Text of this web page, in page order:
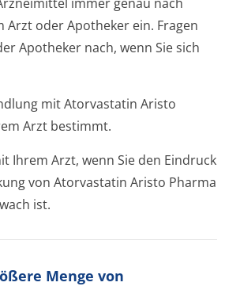
Arzt oder Apotheker ein. Fragen
Apotheker nach, wenn Sie sich
mit Atorvastatin Aristo
Arzt bestimmt.
Ihrem Arzt, wenn Sie den Eindruck
von Atorvastatin Aristo Pharma
ist.
Menge von